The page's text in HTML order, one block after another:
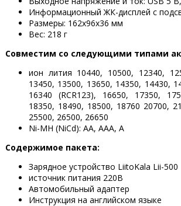
Информационный ЖК-дисплей с
Размеры: 162x96x36 мм
Вес: 218 г
Совместим со следующими типами
ион лития 10440, 10500, 12340,
13450, 13500, 13650, 14350, 14430,
16340 (RCR123), 16650, 17350,
18350, 18490, 18500, 18760 20700,
25500, 26500, 26650
Ni-MH (NiCd): АА, ААА, А
Содержимое пакета:
Зарядное устройство LiitoKala Lii-500
источник питания 220В
Автомобильный адаптер
Инструкция на английском языке